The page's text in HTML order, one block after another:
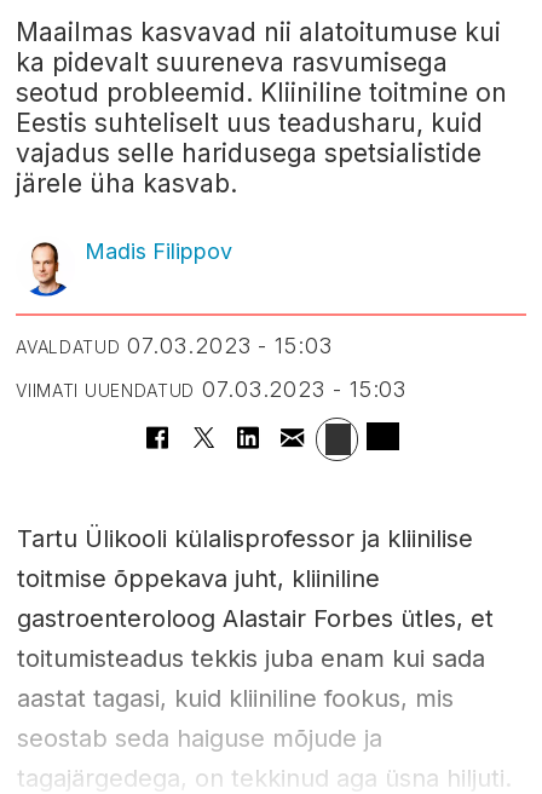
Maailmas kasvavad nii alatoitumuse kui
ka pidevalt suureneva rasvumisega
seotud probleemid. Kliiniline toitmine on
Eestis suhteliselt uus teadusharu, kuid
vajadus selle haridusega spetsialistide
järele üha kasvab.
Madis Filippov
AVALDATUD 07.03.2023 - 15:03
VIIMATI UUENDATUD 07.03.2023 - 15:03
Tartu Ülikooli külalisprofessor ja kliinilise
toitmise õppekava juht, kliiniline
gastroenteroloog Alastair Forbes ütles, et
toitumisteadus tekkis juba enam kui sada
aastat tagasi, kuid kliiniline fookus, mis
seostab seda haiguse mõjude ja
tagajärgedega, on tekkinud aga üsna hiljuti.